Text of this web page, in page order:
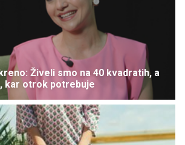
Živeli smo na 40 kvadratih, a
kar otrok potrebuje